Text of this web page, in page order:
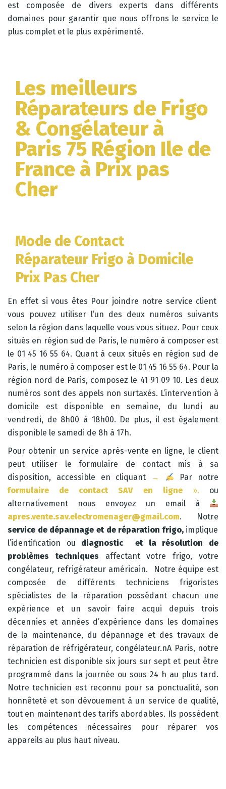
est composée de divers experts dans différents
domaines pour garantir que nous offrons le service le
plus complet et le plus expérimenté.
Les meilleurs
Réparateurs de Frigo
& Congélateur à
Paris 75 Région Ile de
France à Prix pas
Cher
Mode de Contact
Réparateur Frigo à Domicile
Prix Pas Cher
En effet si vous êtes Pour joindre notre service client
vous pouvez utiliser l’un des deux numéros suivants
selon la région dans laquelle vous vous situez. Pour ceux
situés en région sud de Paris, le numéro à composer est
le 01 45 16 55 64. Quant à ceux situés en région sud de
Paris, le numéro à composer est le 01 45 16 55 64. Pour la
région nord de Paris, composez le 41 91 09 10. Les deux
numéros sont des appels non surtaxés. L’intervention à
domicile est disponible en semaine, du lundi au
vendredi, de 8h00 à 18h00. De plus, il est également
disponible le samedi de 8h à 17h.
Pour obtenir un service après-vente en ligne, le client
peut utiliser le formulaire de contact mis à sa
disposition, accessible en cliquant
→
Par notre
formulaire de contact SAV en ligne». ou
alternativement nous envoyez un email à
apres.vente.sav.electromenager@gmail.com. Notre
service de dépannage et de réparation frigo, implique
l’identification ou diagnostic et la résolution de
problèmes techniques affectant votre frigo, votre
congélateur, refrigérateur américain. Notre équipe est
composée de différents techniciens frigoristes
spécialistes de la réparation possédant chacun une
expèrience et un savoir faire acqui depuis trois
décennies et années d’expérience dans les domaines
de la maintenance, du dépannage et des travaux de
réparation de réfrigérateur, congélateur.nA Paris, notre
technicien est disponible six jours sur sept et peut être
programmé dans la journée ou sous 24 h au plus tard.
Notre technicien est reconnu pour sa ponctualité, son
honnêteté et son dévouement à un service de qualité,
tout en maintenant des tarifs abordables. Ils possèdent
les compétences nécessaires pour réparer vos
appareils au plus haut niveau.